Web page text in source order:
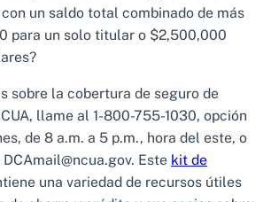
un saldo total combinado de más
para un solo titular o $2,500,000
sobre la cobertura de seguro de
llame al 1-800-755-1030, opción
de 8 a.m. a 5 p.m., hora del este, o
Este kit de
una variedad de recursos útiles